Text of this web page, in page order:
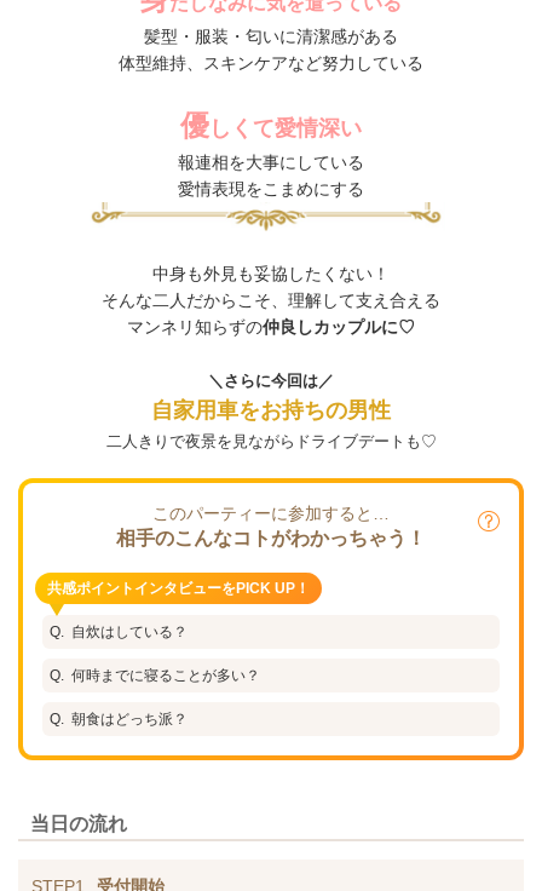
髪型・服装・匂いに清潔感がある
体型維持、スキンケアなど努力している
優 しくて愛情深い
報連相を大事にしている
愛情表現をこまめにする
中身も外見も妥協したくない！
そんな二人だからこそ、理解して支え合える
マンネリ知らずの仲良しカップルに♡
＼さらに今回は／
自家用車をお持ちの男性
二人きりで夜景を見ながらドライブデートも♡
このパーティーに参加すると…
相手のこんなコトがわかっちゃう！
共感ポイントインタビューをPICK UP！
自炊はしている？
何時までに寝ることが多い？
朝食はどっち派？
当日の流れ
STEP1 受付開始